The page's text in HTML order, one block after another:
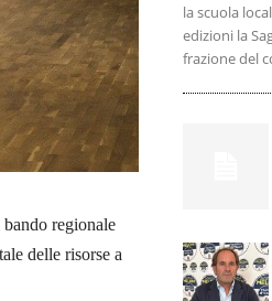
bando regionale
delle risorse a
la scuola
edizioni la
frazione del